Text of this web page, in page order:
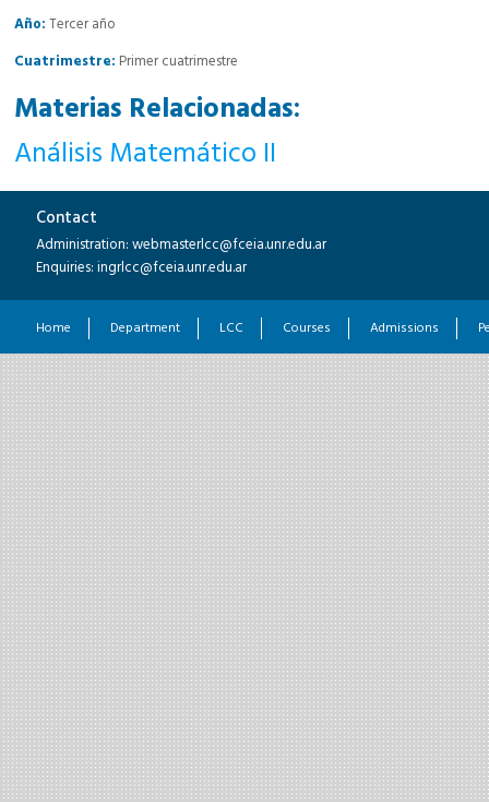
Año:Tercer año
Cuatrimestre: Primer cuatrimestre
Materias Relacionadas:
Análisis Matemático II
Contact
Administration: webmasterlcc@fceia.unr.edu.ar
Enquiries: ingrlcc@fceia.unr.edu.ar
Home Department LCC Courses Admissions